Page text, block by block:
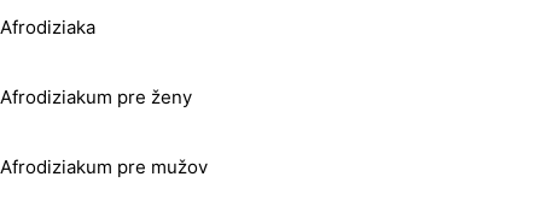
Afrodiziaka
Afrodiziakum pre ženy
Afrodiziakum pre mužov